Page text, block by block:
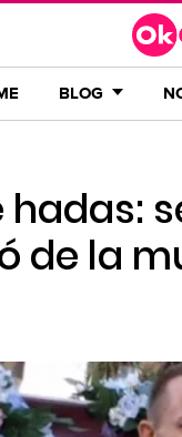
BLOG
de la